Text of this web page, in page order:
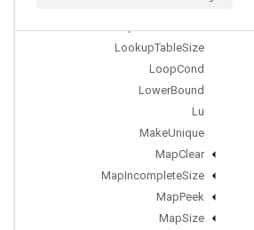
LookupTableSize
LoopCond
LowerBound
Lu
MakeUnique
MapClear
MapIncompleteSize
MapPeek
MapSize